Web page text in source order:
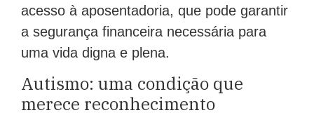
acesso à aposentadoria, que pode garantir
a segurança financeira necessária para
uma vida digna e plena.
Autismo: uma condição que
merece reconhecimento